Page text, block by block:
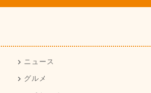
ニュース
グルメ